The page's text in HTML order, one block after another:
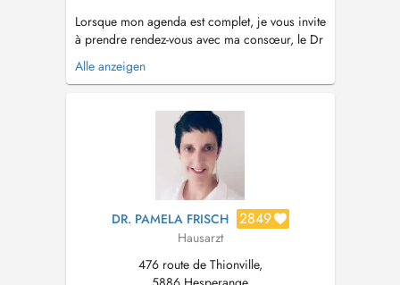
Lorsque mon agenda est complet, je vous invite
à prendre rendez-vous avec ma consœur, le Dr
Hocine Lina avec qui je partage mon cabinet.
Consultations sans rendez-vous cf Doctena
majoration -Accès selon l'ordre d'arrivée
Consultation non garan...
Alle anzeigen
DR. PAMELA FRISCH 2849
Hausarzt
476 route de Thionville,